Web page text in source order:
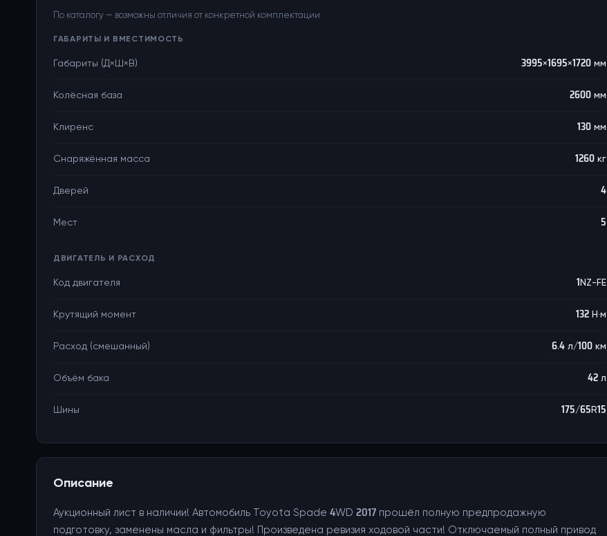
По каталогу — возможны отличия от конкретной комплектации
ГАБАРИТЫ И ВМЕСТИМОСТЬ
Габариты (Д×Ш×В) 3995×1695×1720 мм
Колёсная база 2600 мм
Клиренс 130 мм
Снаряжённая масса 1260 кг
Дверей 4
Мест 5
ДВИГАТЕЛЬ И РАСХОД
Код двигателя 1NZ-FE
Крутящий момент 132 Н·м
Расход (смешанный) 6.4 л/100 км
Объём бака 42 л
Шины 175/65R15
Описание
Аукционный лист в наличии! Автомобиль Toyota Spade 4WD 2017 прошёл полную предпродажную
подготовку, заменены масла и фильтры! Произведена ревизия ходовой части! Отключаемый полный привод